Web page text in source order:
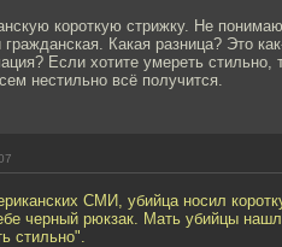
короткую стрижку. Не
Какая разница? Это
Если хотите умереть
нестильно всё получится.
СМИ, убийца носил
черный рюкзак. Мать убийцы
стильно".